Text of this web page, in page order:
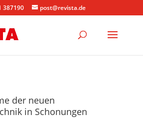
387190 post@revista.de
der neuen
in Schonungen